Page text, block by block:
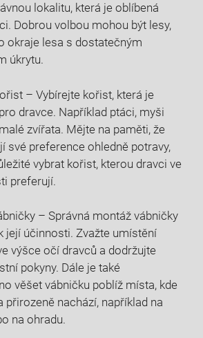
lokalitu, která je oblíbená
Dobrou volbou mohou být lesy,
okraje lesa s dostatečným
úkrytu.
– Vybírejte kořist, která je
dravce. Například ptáci, myši
zvířata. Mějte na paměti, že
své preference ohledně potravy,
vybrat kořist, kterou dravci ve
preferují.
– Správná montáž vábničky
její účinnosti. Zvažte umístění
výšce očí dravců a dodržujte
pokyny. Dále je také
věšet vábničku poblíž místa, kde
přirozeně nachází, například na
na ohradu.